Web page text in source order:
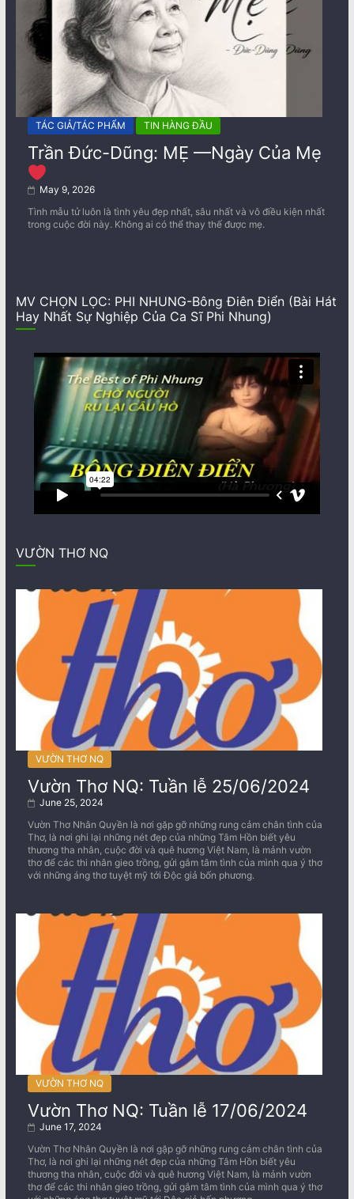
TÁC GIẢ/TÁC PHẨM TIN HÀNG ĐẦU
Trần Đức-Dũng: MẸ —Ngày Của Mẹ
May 9, 2026
Tình mẫu tử luôn là tình yêu đẹp nhất, sâu nhất và vô điều kiện nhất
trong cuộc đời này. Không ai có thể thay thế được mẹ.
MV CHỌN LỌC: PHI NHUNG-Bông Điên Điển (Bài Hát
Hay Nhất Sự Nghiệp Của Ca Sĩ Phi Nhung)
VƯỜN THƠ NQ
VƯỜN THƠ NQ
Vườn Thơ NQ: Tuần lễ 25/06/2024
June 25, 2024
Vườn Thơ Nhân Quyền là nơi gặp gỡ những rung cảm chân tình của
Thơ, là nơi ghi lại những nét đẹp của những Tâm Hồn biết yêu
thương tha nhân, cuộc đời và quê hương Việt Nam, là mảnh vườn
thơ để các thi nhân gieo trồng, gửi gắm tâm tình của mình qua ý thơ
với những áng thơ tuyệt mỹ tới Độc giả bốn phương.
VƯỜN THƠ NQ
Vườn Thơ NQ: Tuần lễ 17/06/2024
June 17, 2024
Vườn Thơ Nhân Quyền là nơi gặp gỡ những rung cảm chân tình của
Thơ, là nơi ghi lại những nét đẹp của những Tâm Hồn biết yêu
thương tha nhân, cuộc đời và quê hương Việt Nam, là mảnh vườn
thơ để các thi nhân gieo trồng, gửi gắm tâm tình của mình qua ý thơ